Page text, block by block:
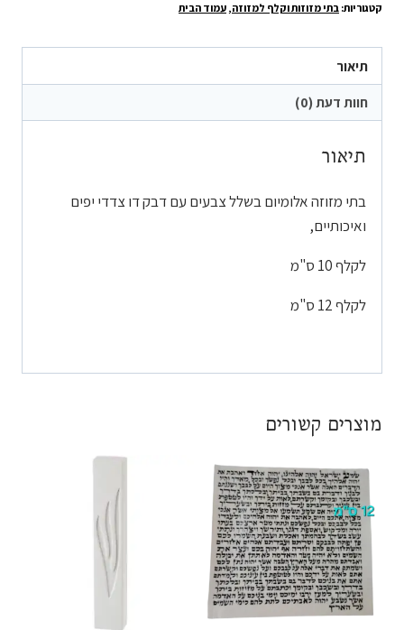
מזוזה
10-
12
ס"מ
קטגוריות: בתי מזוזות וקלף למזוזה, עמוד הבית
תיאור
חוות דעת (0)
תיאור
בתי מזוזה אלומיום בשלל צבעים עם דבק דו צדדי יפים
ואיכותיים,
לקלף 10 ס"מ
לקלף 12 ס"מ
מוצרים קשורים